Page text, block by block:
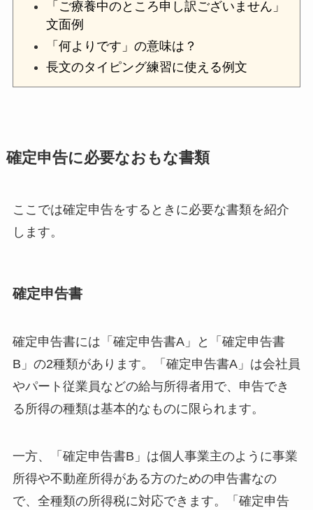
「ご療養中のところ申し訳ございません」
文面例
「何よりです」の意味は？
長文のタイピング練習に使える例文
確定申告に必要なおもな書類
ここでは確定申告をするときに必要な書類を紹介
します。
確定申告書
確定申告書には「確定申告書A」と「確定申告書
B」の2種類があります。「確定申告書A」は会社員
やパート従業員などの給与所得者用で、申告でき
る所得の種類は基本的なものに限られます。
一方、「確定申告書B」は個人事業主のように事業
所得や不動産所得がある方のための申告書なの
で、全種類の所得税に対応できます。「確定申告